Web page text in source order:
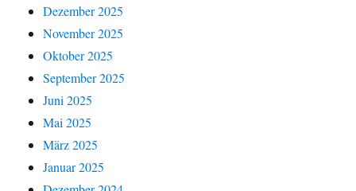
Dezember 2025
November 2025
Oktober 2025
September 2025
Juni 2025
Mai 2025
März 2025
Januar 2025